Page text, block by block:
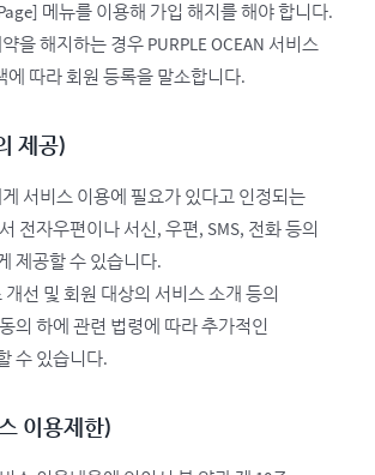
메뉴를 이용해 가입 해지를 해야 합니다.
을 해지하는 경우 PURPLE OCEAN 서비스
에 따라 회원 등록을 말소합니다.
제공)
서비스 이용에 필요가 있다고 인정되는
전자우편이나 서신, 우편, SMS, 전화 등의
제공할 수 있습니다.
선 및 회원 대상의 서비스 소개 등의
의 하에 관련 법령에 따라 추가적인
수 있습니다.
이용제한)